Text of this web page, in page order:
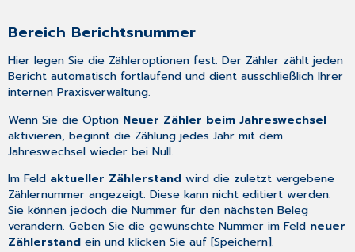
Bereich Berichtsnummer
Hier legen Sie die Zähleroptionen fest. Der Zähler zählt jeden
Bericht automatisch fortlaufend und dient ausschließlich Ihrer
internen Praxisverwaltung.
Wenn Sie die Option Neuer Zähler beim Jahreswechsel
aktivieren, beginnt die Zählung jedes Jahr mit dem
Jahreswechsel wieder bei Null.
Im Feld aktueller Zählerstand wird die zuletzt vergebene
Zählernummer angezeigt. Diese kann nicht editiert werden.
Sie können jedoch die Nummer für den nächsten Beleg
verändern. Geben Sie die gewünschte Nummer im Feld neuer
Zählerstand ein und klicken Sie auf [Speichern].